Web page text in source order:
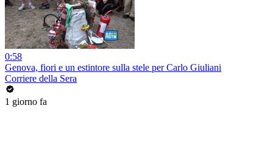
0:58
Genova, fiori e un estintore sulla stele per Carlo Giuliani
Corriere della Sera
1 giorno fa